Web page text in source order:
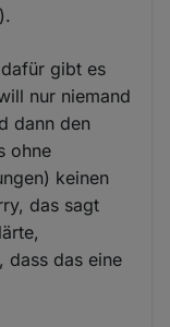
gibt es
nur niemand
dann den
ohne
keinen
das sagt
dass das eine